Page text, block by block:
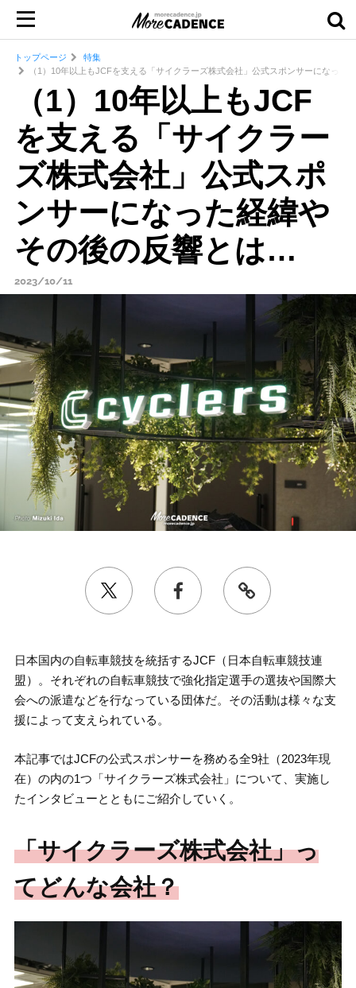
トップページ
特集
（1）10年以上もJCFを支える「サイクラーズ株式会社」公式スポンサーになった
（1）10年以上もJCF
を支える「サイクラー
ズ株式会社」公式スポ
ンサーになった経緯や
その後の反響とは…
2023/10/11
日本国内の自転車競技を統括するJCF（日本自転車競技連
盟）。それぞれの自転車競技で強化指定選手の選抜や国際大
会への派遣などを行なっている団体だ。その活動は様々な支
援によって支えられている。
本記事ではJCFの公式スポンサーを務める全9社（2023年現
在）の内の1つ「サイクラーズ株式会社」について、実施し
たインタビューとともにご紹介していく。
「サイクラーズ株式会社」っ
てどんな会社？